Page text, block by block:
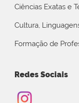
Ciências Exatas e
Cultura,
Formação de
Redes Sociais